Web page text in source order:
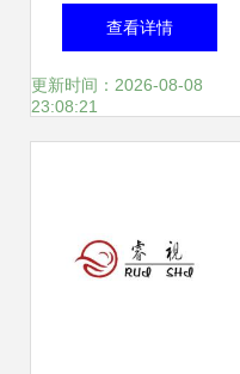
写尊荣，用广告定
义情怀
查看详情
更新时间：2026-08-08
23:08:21